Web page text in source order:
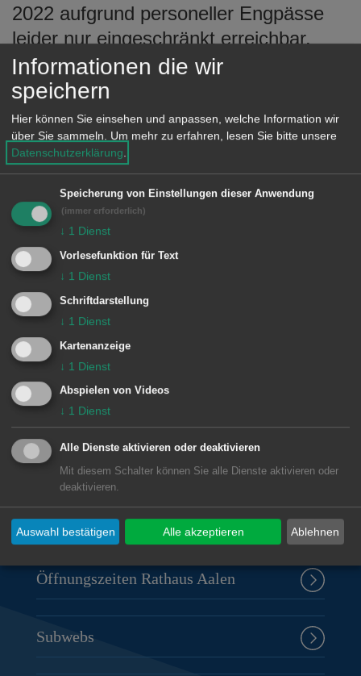
2022 aufgrund personeller Engpässe
leider nur eingeschränkt erreichbar.
Im Rahmen der freien Vorsprache
werden ausschließlich dringende und
unaufschiebbare Anliegen bearbeitet.
Es wird ausdrücklich auf die
Terminvergabe über das Onlineportal
aalen.de/terminbuchungverwiesen.
Die Stadt Aalen bittet um das
Verständnis der Einwohnerschaft.
© Stadt Aalen, 29.07.2022
Unsere Anschrift
Rathaus Aalen
Marktplatz 30
73430Aalen
07361 52-0
presseamt@aalen.de
Öffnungszeiten Rathaus Aalen
Subwebs
Informationen die wir
speichern
Hier können Sie einsehen und anpassen, welche Information wir
über Sie sammeln. Um mehr zu erfahren, lesen Sie bitte unsere
Datenschutzerklärung.
Speicherung von Einstellungen dieser Anwendung
(immer erforderlich)
↓ 1 Dienst
Vorlesefunktion für Text
↓ 1 Dienst
Schriftdarstellung
↓ 1 Dienst
Kartenanzeige
↓ 1 Dienst
Abspielen von Videos
↓ 1 Dienst
Alle Dienste aktivieren oder deaktivieren
Mit diesem Schalter können Sie alle Dienste aktivieren oder
deaktivieren.
Ablehnen
Auswahl bestätigen Alle akzeptieren